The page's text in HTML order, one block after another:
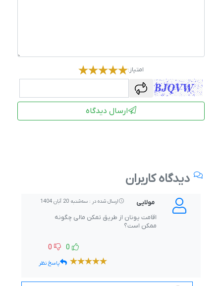
امتیاز:
captcha
ارسال دیدگاه
دیدگاه کاربران
مولایی ارسال شده در : ﺳﻪشنبه 20 آبان 1404
اقامت یونان از طریق تمکن مالی چگونه
ممکن است؟
0
0
پاسخ نظر